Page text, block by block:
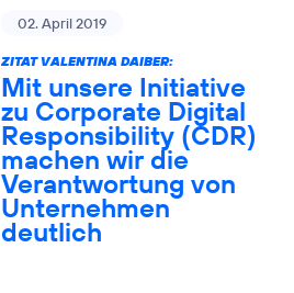
02. April 2019
ZITAT VALENTINA DAIBER:
Mit unsere Initiative
zu Corporate Digital
Responsibility (CDR)
machen wir die
Verantwortung von
Unternehmen
deutlich